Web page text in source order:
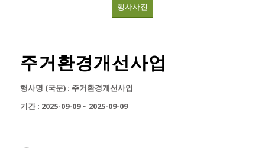
행사사진
주거환경개선사업
행사명 (국문) : 주거환경개선사업
기간 : 2025-09-09 ~ 2025-09-09